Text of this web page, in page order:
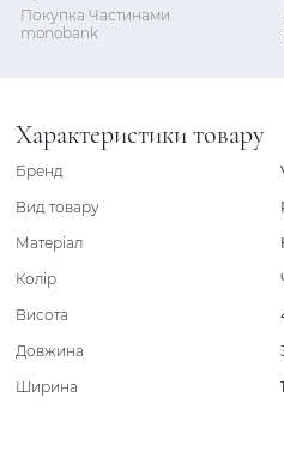
Покупка Частинами
monobank
Характеристики товару
Бренд
Вид товару
Матеріал
Колір
Висота
Довжина
Ширина